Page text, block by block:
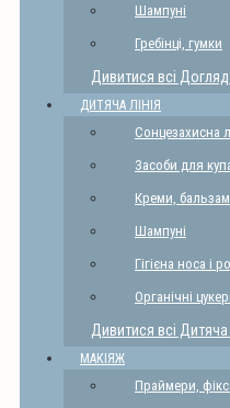
Шампуні
Гребінці, гумки
Дивитися всі
ДИТЯЧА ЛІНІЯ
Сонцезахисна
Засоби для
Креми,
Шампуні
Гігієна носа і
Органічні
Дивитися всі Дитяча
МАКІЯЖ
Праймери,